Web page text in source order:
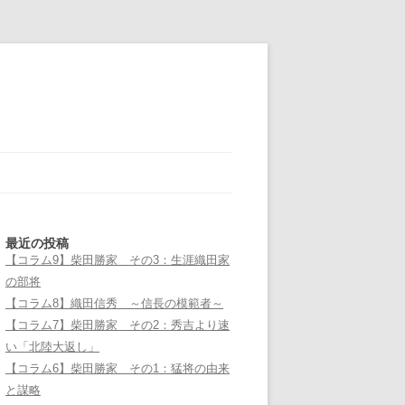
最近の投稿
【コラム9】柴田勝家 その3：生涯織田家
の部将
【コラム8】織田信秀 ～信長の模範者～
【コラム7】柴田勝家 その2：秀吉より速
い「北陸大返し」
【コラム6】柴田勝家 その1：猛将の由来
と謀略